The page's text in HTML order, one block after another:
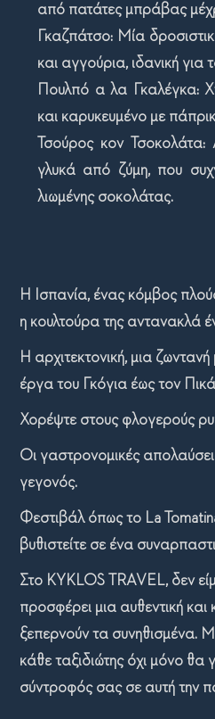
από πατάτες μπράβας
Γκαζπάτσο: Μίαδροσιστικ
και αγγούρια, ιδανική για
Πουλπό α λα Γκαλέγκα:
και καρυκευμένο με
Τσούρος κον
γλυκά από ζύμη, που
λιωμένης σοκολάτας.
Η Ισπανία, ένας κόμβος
η κουλτούρα της αντανακλά
Η αρχιτεκτονική, μια
έργα του Γκόγια έως τον
Χορέψτε στους φλογερούς
Οι γαστρονομικές
γεγονός.
Φεστιβάλ όπως το La
βυθιστείτε σε ένα
Στο KYKLOS TRAVEL, δεν
προσφέρει μια αυθεντική
ξεπερνούν τα συνηθισμένα.
κάθε ταξιδιώτης όχι μόνο
σύντροφός σας σε αυτή την